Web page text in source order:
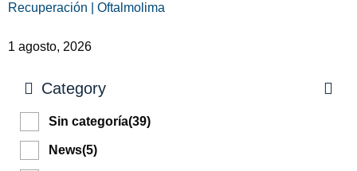
Recuperación | Oftalmolima
1 agosto, 2026
Category
Sin categoría(39)
News(5)